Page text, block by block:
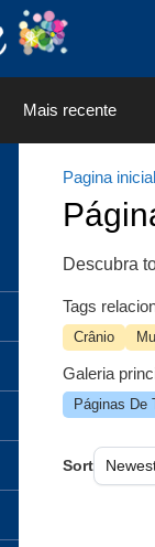
Mais recente
Pagina inicial
Descubra
Tags
Crânio
Galeria
Páginas De
Sort